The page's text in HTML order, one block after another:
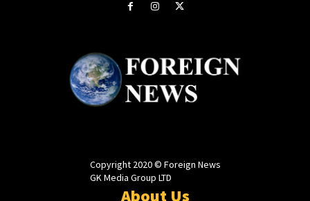
Copyright 2020 © Foreign News
GK Media Group LTD
About Us